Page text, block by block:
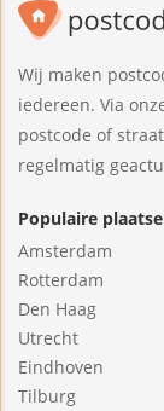
Wij maken
iedereen. Via
postcode of
regelmatig
Populaire
Amsterdam
Rotterdam
Den Haag
Utrecht
Eindhoven
Tilburg